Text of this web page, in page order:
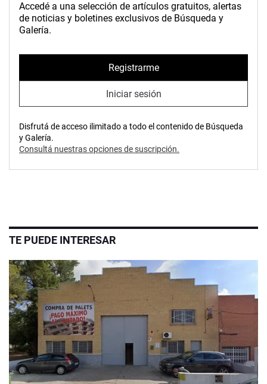
Accedé a una selección de artículos gratuitos, alertas
de noticias y boletines exclusivos de Búsqueda y
Galería.
Registrarme
Iniciar sesión
Disfrutá de acceso ilimitado a todo el contenido de Búsqueda
y Galería.
Consultá nuestras opciones de suscripción.
TE PUEDE INTERESAR